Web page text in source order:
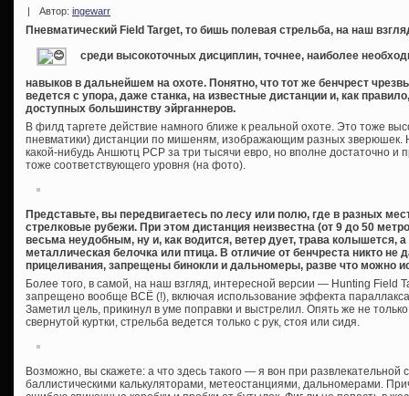
| Автор: ingewarr
Пневматический Field Target, то бишь полевая стрельба, на наш
среди высокоточных дисциплин, точнее, наиболее
навыков в дальнейшем на охоте. Понятно, что тот же бенчрест
ведется с упора, даже станка, на известные дистанции и, как
доступных большинству эйрганнеров.
В филд таргете действие намного ближе к реальной охоте. Это тоже
пневматики) дистанции по мишеням, изображающим разных зверюшек.
какой-нибудь Аншютц PCP за три тысячи евро, но вполне достаточно и
тоже соответствующего уровня (на фото).
Представьте, вы передвигаетесь по лесу или полю, где в разных
стрелковые рубежи. При этом дистанция неизвестна (от 9 до 50
весьма неудобным, ну и, как водится, ветер дует, трава колышется, а
металлическая белочка или птица. В отличие от бенчреста никто не
прицеливания, запрещены бинокли и дальномеры, разве что можно
Более того, в самой, на наш взгляд, интересной версии — Hunting Field
запрещено вообще ВСЁ (!), включая использование эффекта
Заметил цель, прикинул в уме поправки и выстрелил. Опять же не
свернутой куртки, стрельба ведется только с рук, стоя или сидя.
Возможно, вы скажете: а что здесь такого — я вон при развлекательной
баллистическими калькуляторами, метеостанциями, дальномерами.